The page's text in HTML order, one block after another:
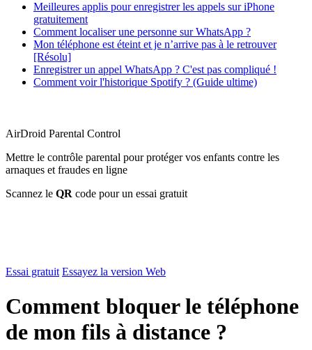
Meilleures applis pour enregistrer les appels sur iPhone
gratuitement
Comment localiser une personne sur WhatsApp ?
Mon téléphone est éteint et je n’arrive pas à le retrouver
[Résolu]
Enregistrer un appel WhatsApp ? C'est pas compliqué !
Comment voir l'historique Spotify ? (Guide ultime)
AirDroid Parental Control
Mettre le contrôle parental pour protéger vos enfants contre les
arnaques et fraudes en ligne
Scannez le QR code pour un essai gratuit
Essai gratuit Essayez la version Web
Comment bloquer le téléphone
de mon fils à distance ?